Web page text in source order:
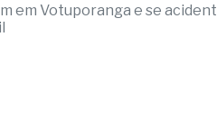
em Votuporanga e se